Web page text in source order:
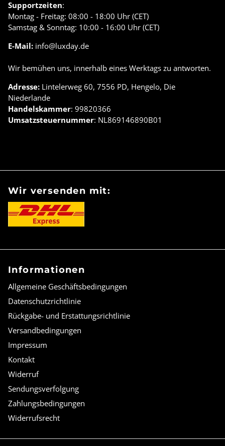
Supportzeiten:
Montag - Freitag: 08:00 - 18:00 Uhr (CET)
Samstag & Sonntag: 10:00 - 16:00 Uhr (CET)
E-Mail: info@luxday.de
Wir bemühen uns, innerhalb eines Werktags zu antworten.
Adresse: Lintelerweg 60, 7556 PD, Hengelo, Die
Niederlande
Handelskammer: 99820366
Umsatzsteuernummer: NL869146890B01
Wir versenden mit:
Informationen
Allgemeine Geschäftsbedingungen
Datenschutzrichtlinie
Rückgabe- und Erstattungsrichtlinie
Versandbedingungen
Impressum
Kontakt
Widerruf
Sendungsverfolgung
Zahlungsbedingungen
Widerrufsrecht